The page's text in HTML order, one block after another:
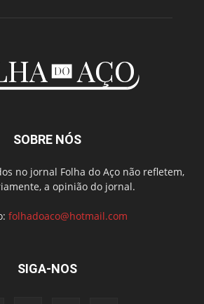
SOBRE NÓS
no jornal Folha do Aço não refletem,
a opinião do jornal.
folhadoaco@hotmail.com
SIGA-NOS